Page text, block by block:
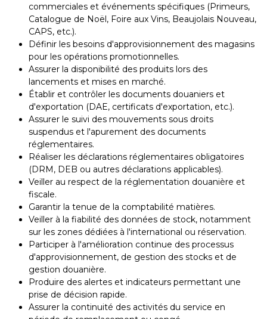
commerciales et événements spécifiques (Primeurs,
Catalogue de Noël, Foire aux Vins, Beaujolais Nouveau,
CAPS, etc.).
Définir les besoins d'approvisionnement des magasins
pour les opérations promotionnelles.
Assurer la disponibilité des produits lors des
lancements et mises en marché.
Établir et contrôler les documents douaniers et
d'exportation (DAE, certificats d'exportation, etc.).
Assurer le suivi des mouvements sous droits
suspendus et l'apurement des documents
réglementaires.
Réaliser les déclarations réglementaires obligatoires
(DRM, DEB ou autres déclarations applicables).
Veiller au respect de la réglementation douanière et
fiscale.
Garantir la tenue de la comptabilité matières.
Veiller à la fiabilité des données de stock, notamment
sur les zones dédiées à l'international ou réservation.
Participer à l'amélioration continue des processus
d'approvisionnement, de gestion des stocks et de
gestion douanière.
Produire des alertes et indicateurs permettant une
prise de décision rapide.
Assurer la continuité des activités du service en